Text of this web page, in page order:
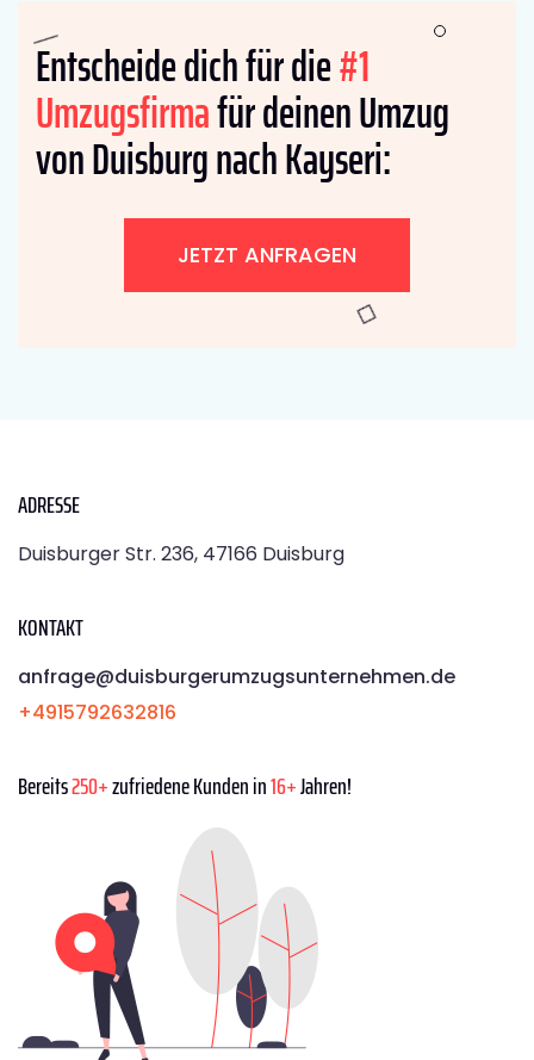
Entscheide dich für die#1
Umzugsfirmafür deinen Umzug
von Duisburg nach Kayseri:
JETZT ANFRAGEN
ADRESSE
Duisburger Str. 236, 47166 Duisburg
KONTAKT
anfrage@duisburgerumzugsunternehmen.de
+4915792632816
Bereits250+zufriedene Kunden in16+Jahren!